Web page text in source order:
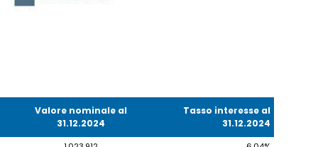
Valore nominale al
31.12.2024
Tasso interesse al
31.12.2024